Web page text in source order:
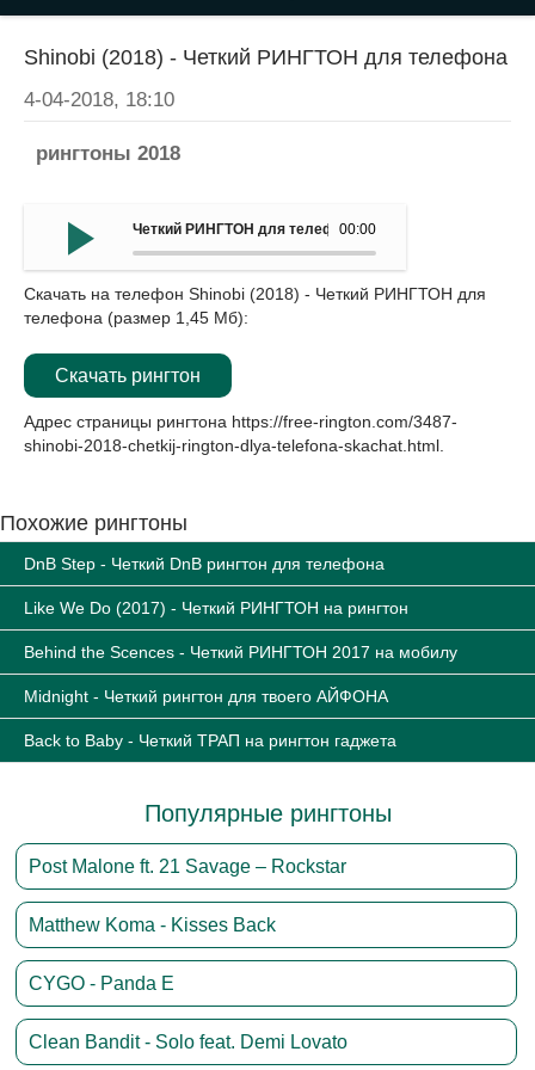
Shinobi (2018) - Четкий РИНГТОН для телефона
4-04-2018, 18:10
рингтоны 2018
00:00
Четкий РИНГТОН для телефона - Shinobi (2018)
Скачать на телефон Shinobi (2018) - Четкий РИНГТОН для
телефона (размер 1,45 Мб):
Скачать рингтон
Адрес страницы рингтона https://free-rington.com/3487-
shinobi-2018-chetkij-rington-dlya-telefona-skachat.html
Похожие рингтоны
DnB Step - Четкий DnB рингтон для телефона
Like We Do (2017) - Четкий РИНГТОН на рингтон
Behind the Scences - Четкий РИНГТОН 2017 на мобилу
Midnight - Четкий рингтон для твоего АЙФОНА
Back to Baby - Четкий ТРАП на рингтон гаджета
Популярные рингтоны
Post Malone ft. 21 Savage – Rockstar
Matthew Koma - Kisses Back
CYGO - Panda E
Clean Bandit - Solo feat. Demi Lovato